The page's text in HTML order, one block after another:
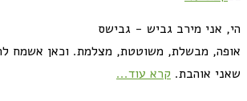
הי, אני מירב גביש - גבישס
אופה, מבשלת, משוטטת, מצלמת. וכאן אשמח
שאני אוהבת. קרא עוד...